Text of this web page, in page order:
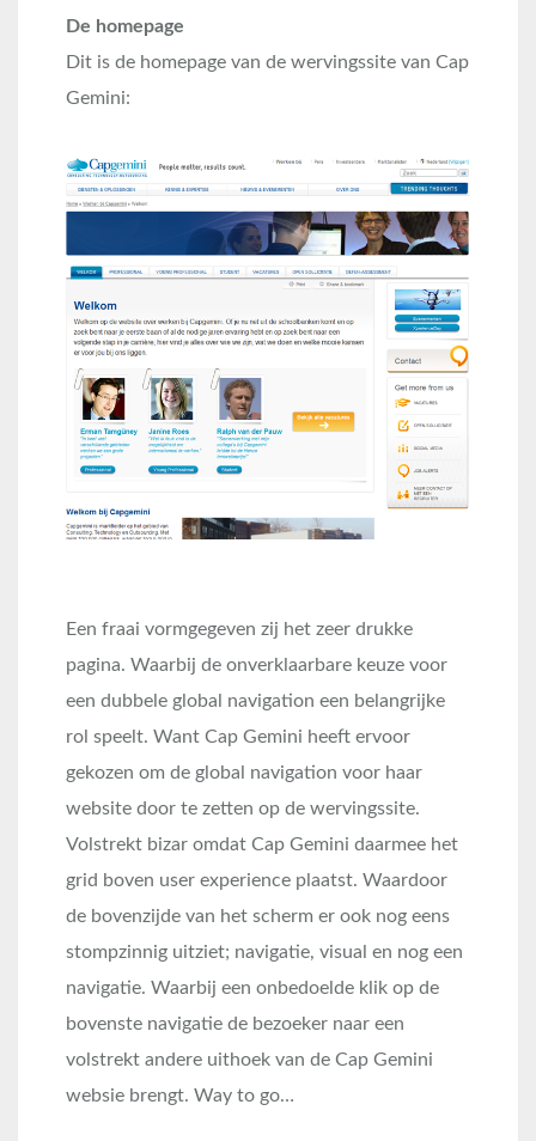
De homepage
Dit is de homepage van de wervingssite van Cap
Gemini:
Een fraai vormgegeven zij het zeer drukke
pagina. Waarbij de onverklaarbare keuze voor
een dubbele global navigation een belangrijke
rol speelt. Want Cap Gemini heeft ervoor
gekozen om de global navigation voor haar
website door te zetten op de wervingssite.
Volstrekt bizar omdat Cap Gemini daarmee het
grid boven user experience plaatst. Waardoor
de bovenzijde van het scherm er ook nog eens
stompzinnig uitziet; navigatie, visual en nog een
navigatie. Waarbij een onbedoelde klik op de
bovenste navigatie de bezoeker naar een
volstrekt andere uithoek van de Cap Gemini
websie brengt. Way to go…